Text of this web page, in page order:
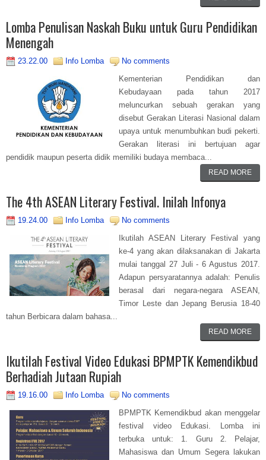
Lomba Penulisan Naskah Buku untuk Guru Pendidikan
Menengah
23.22.00 Info Lomba
No comments
Kementerian Pendidikan dan
Kebudayaan pada tahun 2017
meluncurkan sebuah gerakan yang
disebut Gerakan Literasi Nasional dalam
upaya untuk menumbuhkan budi pekerti.
Gerakan literasi ini bertujuan agar
pendidik maupun peserta didik memiliki budaya membaca...
READ MORE
The 4th ASEAN Literary Festival. Inilah Infonya
19.24.00 Info Lomba
No comments
Ikutilah ASEAN Literary Festival yang
ke-4 yang akan dilaksanakan di Jakarta
mulai tanggal 27 Juli - 6 Agustus 2017.
Adapun persyaratannya adalah: Penulis
berasal dari negara-negara ASEAN,
Timor Leste dan Jepang Berusia 18-40
tahun Berbicara dalam bahasa...
READ MORE
Ikutilah Festival Video Edukasi BPMPTK Kemendikbud
Berhadiah Jutaan Rupiah
19.16.00 Info Lomba
No comments
BPMPTK Kemendikbud akan menggelar
festival video Edukasi. Lomba ini
terbuka untuk: 1. Guru 2. Pelajar,
Mahasiswa dan Umum Segera lakukan